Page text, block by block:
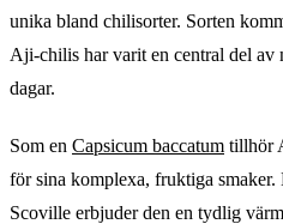
unika bland chilisorter. Sorten
Aji-chilis har varit en central del av
dagar.
Som en Capsicum baccatum tillhör
för sina komplexa, fruktiga
Scoville erbjuder den en tydlig